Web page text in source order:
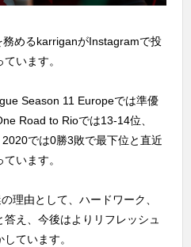
めるkarriganがInstagramで投
います。
Season 11 Europeでは準優
Road to Rioでは13-14位、
では0勝3敗で最下位と直近
います。
理由として、ハードワーク、
え、今後はよりリフレッシュ
ています。